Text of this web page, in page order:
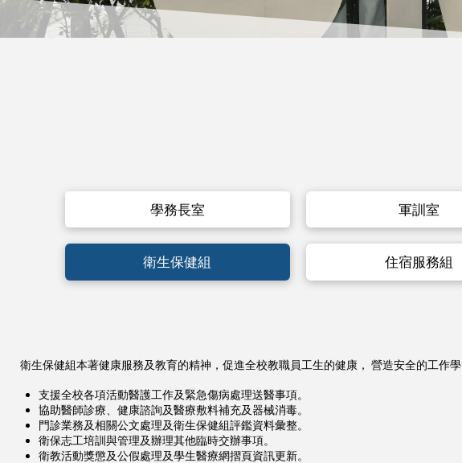
學務長室 軍訓室
衛生保健組 住宿服務組
衛生保健組本著健康服務及教育的精神，促進全校教職員工生的健康， 營造安全的工作
支援全校各項活動醫護工作及緊急傷病處理送醫事項。
協助醫師診療、健康諮詢及醫療敷料補充及器械消毒。
門診業務及相關公文處理及衛生保健組評鑑資料彙整。
衛保志工培訓與管理及辦理其他臨時交辦事項。
衛教活動獎懲及公假處理及學生醫療網摺頁資訊更新。